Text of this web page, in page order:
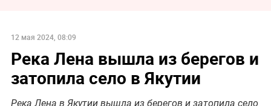
12 мая 2024, 08:09
Река Лена вышла из берегов и
затопила село в Якутии
Река Лена в Якутии вышла из берегов и затопила село